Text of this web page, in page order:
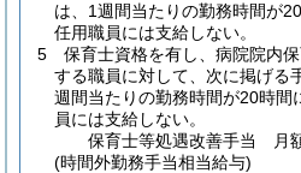
は、1週間当たりの勤務時間が
任用職員には支給しない。
5
保育士資格を有し、病院院内
する職員に対して、次に掲げる
週間当たりの勤務時間が20時間
員には支給しない。
保育士等処遇改善手当 月
(時間外勤務手当相当給与)